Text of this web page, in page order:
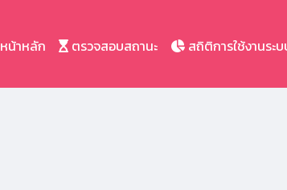
หน้าหลัก ตรวจสอบสถานะ สถิติการใช้งานระ